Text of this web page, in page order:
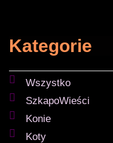
Kategorie
Wszystko
SzkapoWieści
Konie
Koty